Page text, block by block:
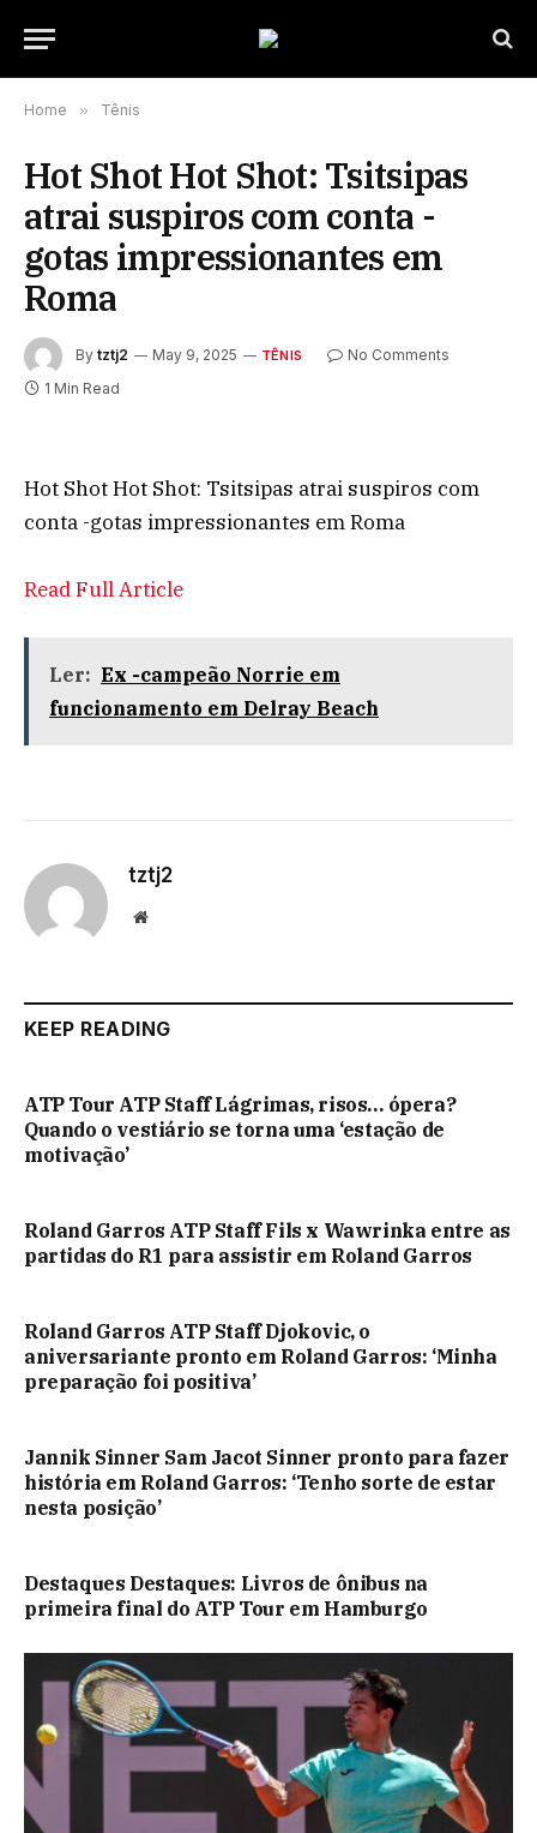
Home » Tênis
Hot Shot Hot Shot: Tsitsipas
atrai suspiros com conta -
gotas impressionantes em
Roma
By tztj2 May 9, 2025 TÊNIS
No Comments
1 Min Read
Hot Shot Hot Shot: Tsitsipas atrai suspiros com
conta -gotas impressionantes em Roma
Read Full Article
Ler: Ex -campeão Norrie em
funcionamento em Delray Beach
tztj2
Website
KEEP READING
ATP Tour ATP Staff Lágrimas, risos… ópera?
Quando o vestiário se torna uma ‘estação de
motivação’
Roland Garros ATP Staff Fils x Wawrinka entre as
partidas do R1 para assistir em Roland Garros
Roland Garros ATP Staff Djokovic, o
aniversariante pronto em Roland Garros: ‘Minha
preparação foi positiva’
Jannik Sinner Sam Jacot Sinner pronto para fazer
história em Roland Garros: ‘Tenho sorte de estar
nesta posição’
Destaques Destaques: Livros de ônibus na
primeira final do ATP Tour em Hamburgo